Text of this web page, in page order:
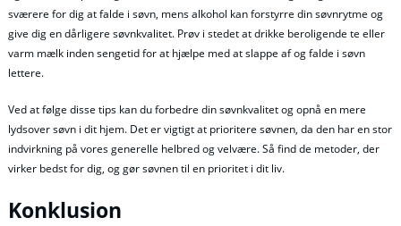
sværere for dig at falde i søvn, mens alkohol kan forstyrre din søvnrytme og
give dig en dårligere søvnkvalitet. Prøv i stedet at drikke beroligende te eller
varm mælk inden sengetid for at hjælpe med at slappe af og falde i søvn
lettere.
Ved at følge disse tips kan du forbedre din søvnkvalitet og opnå en mere
lydsover søvn i dit hjem. Det er vigtigt at prioritere søvnen, da den har en stor
indvirkning på vores generelle helbred og velvære. Så find de metoder, der
virker bedst for dig, og gør søvnen til en prioritet i dit liv.
Konklusion